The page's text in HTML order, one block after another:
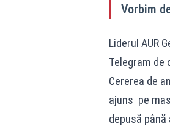
Vorbim
Liderul AUR
Telegram de
Cererea de
ajuns pe
depusă